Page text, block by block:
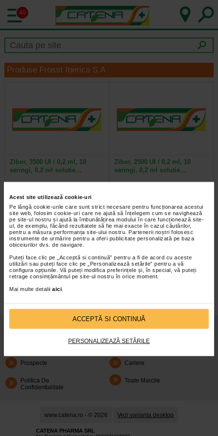
Acest site utilizează cookie-uri
Pe lângă cookie-urile care sunt strict necesare pentru funcționarea acestui
site web, folosim cookie-uri care ne ajută să înțelegem cum se navighează
pe site-ul nostru și ajută la îmbunătățirea modului în care funcționează site-
ul, de exemplu, făcând rezultatele să fie mai exacte în cazul căutărilor,
pentru a măsura performanța site-ului nostru. Partenerii noștri folosesc
instrumente de urmărire pentru a oferi publicitate personalizată pe baza
obiceiurilor dvs. de navigare.
Puteți face clic pe „Acceptă si continuă” pentru a fi de acord cu aceste
utilizări sau puteți face clic pe „Personalizează setările” pentru a vă
configura opțiunile. Vă puteți modifica preferințele și, în special, vă puteți
retrage consimțământul pe site-ul nostru în orice moment.
Mai multe detalii aici
ACCEPTĂ SI CONTINUĂ
PERSONALIZEAZĂ SETĂRILE
40
Produse Frosst Iberica S.A
Zibor, 3500 UI / 0,2 ml, 10
seringi, 0,2 ml solutie…
care contine bemiparina sodica ca
substanta activa si apartine unei…
Zibor, 2500 UI / 0,2 ml, 10
seringi, 0,2 ml solutie…
bemiparina sodica ca substanta…
infoline@catena.ro CallCenter
Despre Noi Oferte
Cum Rezerv
Prospecte Cariere
Politica De
Confidentialitate
Toate Marcile
www.catena.ro - © 2026 Vezi varianta desktop
CATENA PHARMA SRL